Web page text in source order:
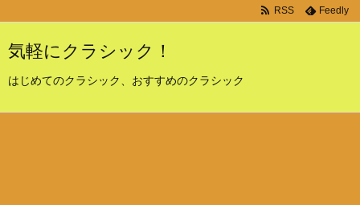
気軽にクラシック！
はじめてのクラシック、おすすめのクラシック
RSS Feedly